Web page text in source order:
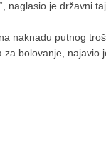
naglasio je državni
naknadu putnog
bolovanje, najavio